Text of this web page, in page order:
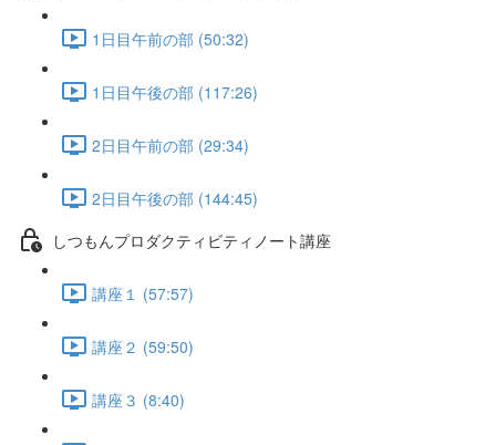
1日目午前の部 (50:32)
1日目午後の部 (117:26)
2日目午前の部 (29:34)
2日目午後の部 (144:45)
しつもんプロダクティビティノート講座
講座１ (57:57)
講座２ (59:50)
講座３ (8:40)